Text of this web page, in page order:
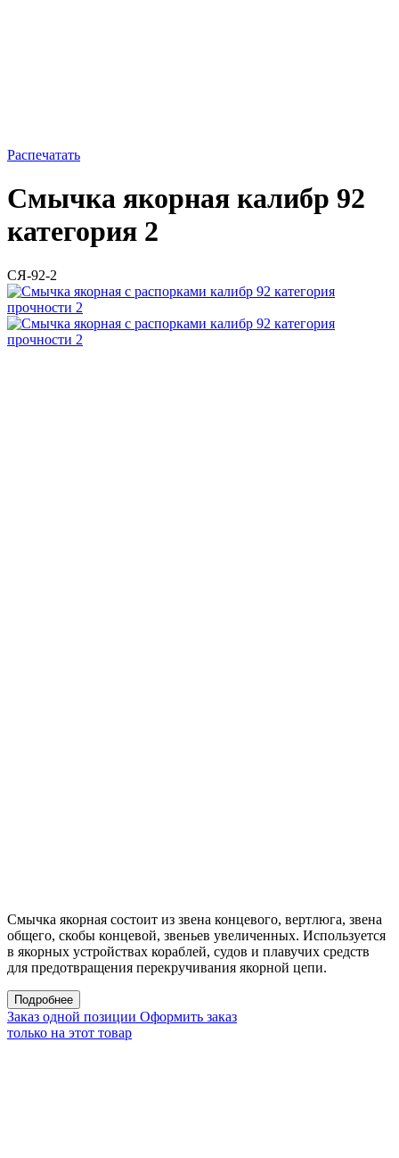
Распечатать
Смычка якорная калибр 92
категория 2
СЯ-92-2
Смычка якорная состоит из звена концевого, вертлюга, звена
общего, скобы концевой, звеньев увеличенных. Используется
в якорных устройствах кораблей, судов и плавучих средств
для предотвращения перекручивания якорной цепи.
Подробнее
Заказ одной позиции Оформить заказ
только на этот товар